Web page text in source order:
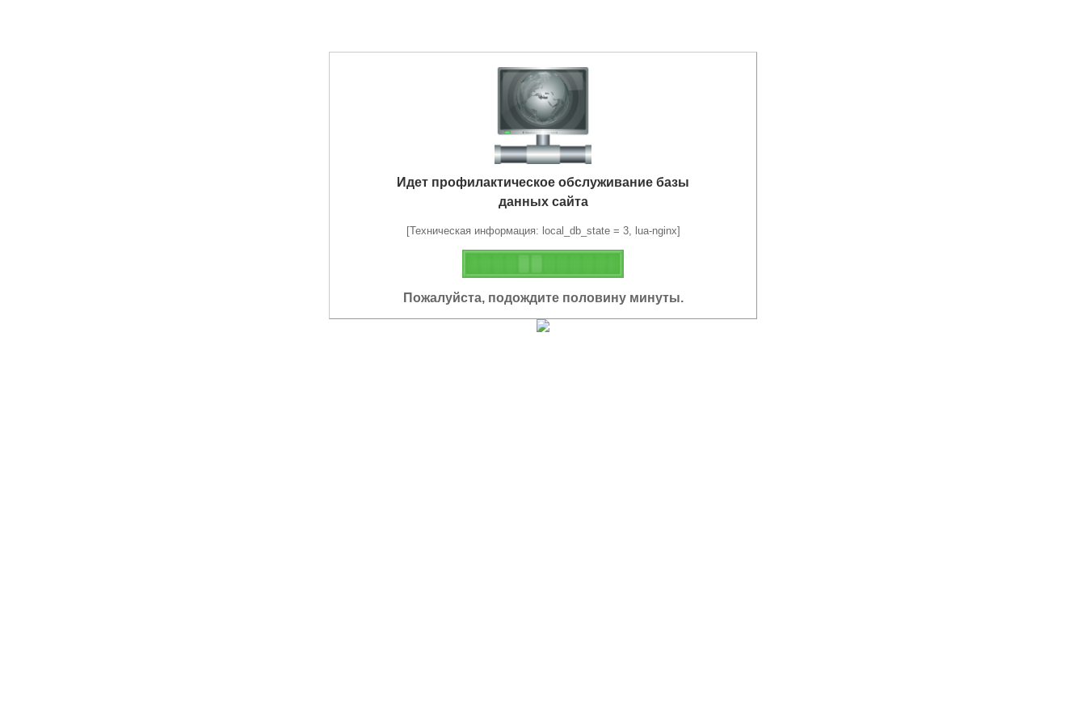
Идет профилактическое обслуживание базы
данных сайта
[Техническая информация: local_db_state = 3, lua-nginx]
Пожалуйста, подождите половину минуты.